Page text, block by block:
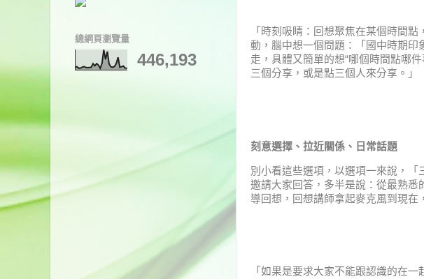
「時刻吸睛：回想聚焦在某個時間
動，腦中想一個問題：「國中時期印
走，具體又簡單的想“哪個時間點哪
三個分享，或是點三個人來分享。」
刻意選擇、拉近關係、日常話題
別小看這些選項，以選項一來說，「
邀請大家回答，多半是說：從最熟悉
導回想，回想講師拿起麥克風到現在
「如果是要求大家不能跟認識的在
總網頁瀏覽量
446,193